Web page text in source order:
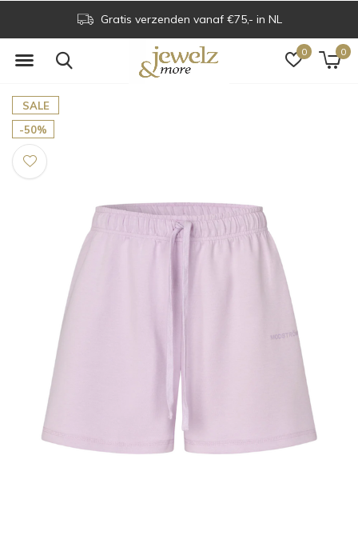
0 0
Gratis verzenden vanaf €75,- in NL
SALE
-50%